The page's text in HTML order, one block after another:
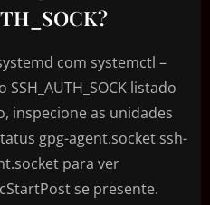
com systemctl –
listado
inspecione as unidades
gpg-agent.socket ssh-
para ver
se presente.